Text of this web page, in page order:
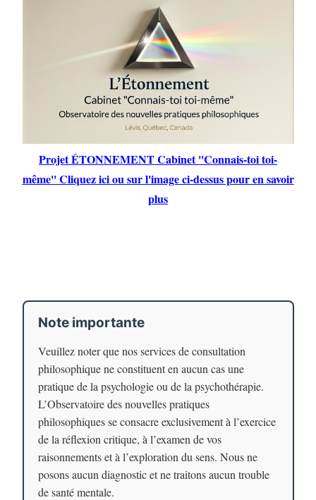
Projet ÉTONNEMENT Cabinet ''Connais-toi toi-
même'' Cliquez ici ou sur l'image ci-dessus pour en savoir
plus
Note importante
Veuillez noter que nos services de consultation
philosophique ne constituent en aucun cas une
pratique de la psychologie ou de la psychothérapie.
L’Observatoire des nouvelles pratiques
philosophiques se consacre exclusivement à l’exercice
de la réflexion critique, à l’examen de vos
raisonnements et à l’exploration du sens. Nous ne
posons aucun diagnostic et ne traitons aucun trouble
de santé mentale.